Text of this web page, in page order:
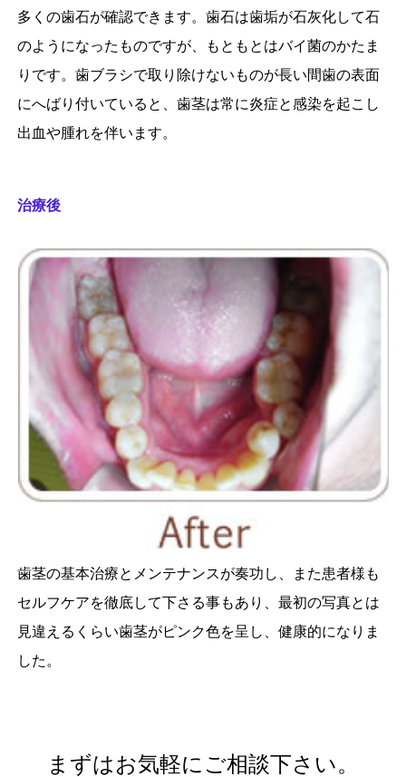
多くの歯石が確認できます。歯石は歯垢が石灰化して石
のようになったものですが、もともとはバイ菌のかたま
りです。歯ブラシで取り除けないものが長い間歯の表面
にへばり付いていると、歯茎は常に炎症と感染を起こし
出血や腫れを伴います。
治療後
歯茎の基本治療とメンテナンスが奏功し、また患者様も
セルフケアを徹底して下さる事もあり、最初の写真とは
見違えるくらい歯茎がピンク色を呈し、健康的になりま
した。
まずはお気軽にご相談下さい。